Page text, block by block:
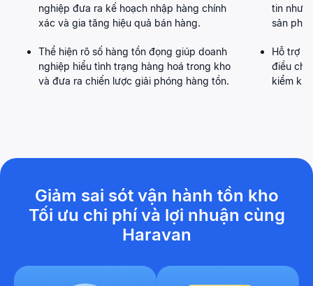
nghiệp đưa ra kế hoạch nhập hàng chính
xác và gia tăng hiệu quả bán hàng.
Thể hiện rõ số hàng tồn đọng giúp doanh
nghiệp hiểu tình trạng hàng hoá trong kho
và đưa ra chiến lược giải phóng hàng tồn.
tin như
sản
Hỗ trợ
điều
kiểm
Giảm sai sót vận hành tồn kho
Tối ưu chi phí và lợi nhuận cùng
Haravan